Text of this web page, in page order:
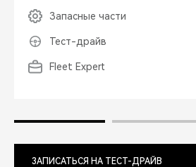
Запасные части
Тест-драйв
Fleet Expert
ЗАПИСАТЬСЯ НА ТЕСТ-ДРАЙВ